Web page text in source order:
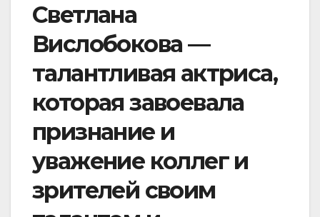
Светлана
Вислобокова —
талантливая актриса,
которая завоевала
признание и
уважение коллег и
зрителей своим